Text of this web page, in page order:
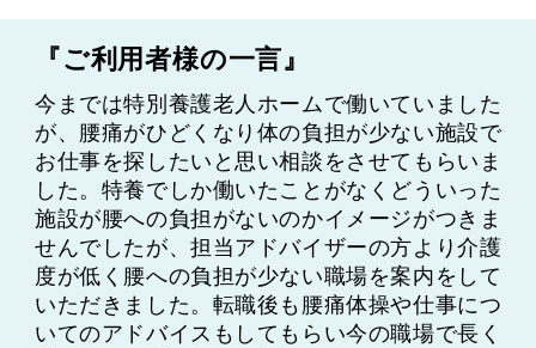
『ご利用者様の一言』
今までは特別養護老人ホームで働いていました
が、腰痛がひどくなり体の負担が少ない施設で
お仕事を探したいと思い相談をさせてもらいま
した。特養でしか働いたことがなくどういった
施設が腰への負担がないのかイメージがつきま
せんでしたが、担当アドバイザーの方より介護
度が低く腰への負担が少ない職場を案内をして
いただきました。転職後も腰痛体操や仕事につ
いてのアドバイスもしてもらい今の職場で長く